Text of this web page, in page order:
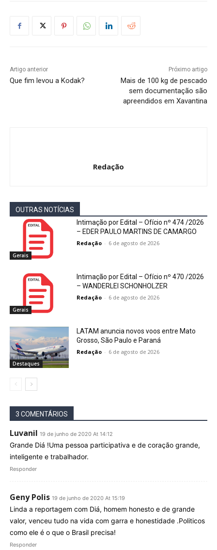
Artigo anterior
Que fim levou a Kodak?
Próximo artigo
Mais de 100 kg de pescado
sem documentação são
apreendidos em Xavantina
Redação
OUTRAS NOTÍCIAS
Gerais
Intimação por Edital – Ofício nº 474 /2026
– EDER PAULO MARTINS DE CAMARGO
Redação - 6 de agosto de 2026
Gerais
Intimação por Edital – Ofício nº 470 /2026
– WANDERLEI SCHONHOLZER
Redação - 6 de agosto de 2026
Destaques
LATAM anuncia novos voos entre Mato
Grosso, São Paulo e Paraná
Redação - 6 de agosto de 2026
3 COMENTÁRIOS
Luvanil 19 de junho de 2020 At 14:12
Grande Diá !Uma pessoa participativa e de coração grande,
inteligente e trabalhador.
Responder
Geny Polis 19 de junho de 2020 At 15:19
Linda a reportagem com Diá, homem honesto e de grande
valor, venceu tudo na vida com garra e honestidade .Politicos
como ele é o que o Brasil precisa!
Responder